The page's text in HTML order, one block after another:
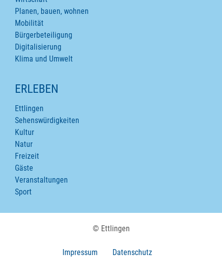
Planen, bauen, wohnen
Mobilität
Bürgerbeteiligung
Digitalisierung
Klima und Umwelt
ERLEBEN
Ettlingen
Sehenswürdigkeiten
Kultur
Natur
Freizeit
Gäste
Veranstaltungen
Sport
© Ettlingen
Impressum
Datenschutz